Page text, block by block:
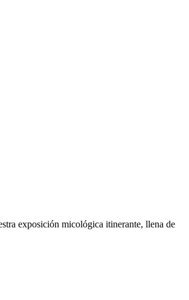
exposición micológica itinerante, llena de